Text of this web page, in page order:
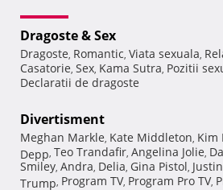
Dragoste & Sex
Dragoste, Romantic, Viata sexuala,
Casatorie, Sex, Kama Sutra, Pozitii
Declaratii de dragoste
Divertisment
Meghan Markle, Kate Middleton, Kim
Depp, Teo Trandafir, Angelina Jolie,
Smiley, Andra, Delia, Gina Pistol,
Trump, Program TV, Program Pro TV,